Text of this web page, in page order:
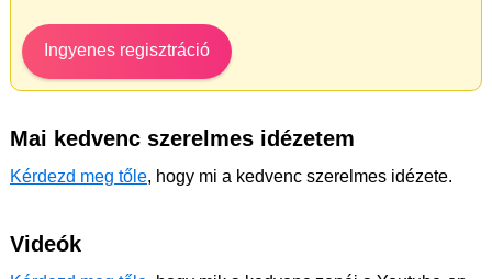
Ingyenes regisztráció
Mai kedvenc szerelmes idézetem
Kérdezd meg tőle, hogy mi a kedvenc szerelmes idézete.
Videók